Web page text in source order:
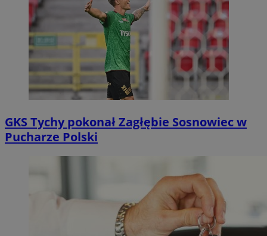
GKS Tychy pokonał Zagłębie Sosnowiec w
Pucharze Polski